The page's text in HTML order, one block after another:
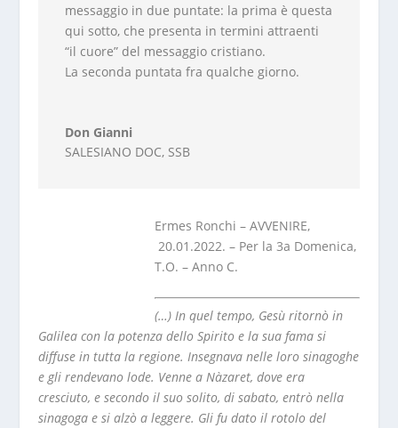
messaggio in due puntate: la prima è questa
qui sotto, che presenta in termini attraenti
“il cuore” del messaggio cristiano.
La seconda puntata fra qualche giorno.
Don Gianni
SALESIANO DOC, SSB
Ermes Ronchi – AVVENIRE,
20.01.2022. – Per la 3a Domenica,
T.O. – Anno C.
(…) In quel tempo, Gesù ritornò in
Galilea con la potenza dello Spirito e la sua fama si
diffuse in tutta la regione. Insegnava nelle loro sinagoghe
e gli rendevano lode. Venne a Nàzaret, dove era
cresciuto, e secondo il suo solito, di sabato, entrò nella
sinagoga e si alzò a leggere. Gli fu dato il rotolo del